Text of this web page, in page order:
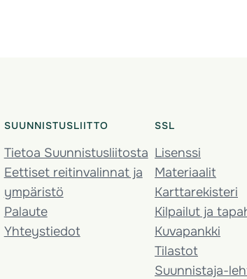
SUUNNISTUSLIITTO
Tietoa Suunnistusliitosta
Eettiset reitinvalinnat ja
ympäristö
Palaute
Yhteystiedot
SSL
Lisenssi
Materiaalit
Karttarekisteri
Kilpailut ja
Kuvapankki
Tilastot
Suunnistaja-